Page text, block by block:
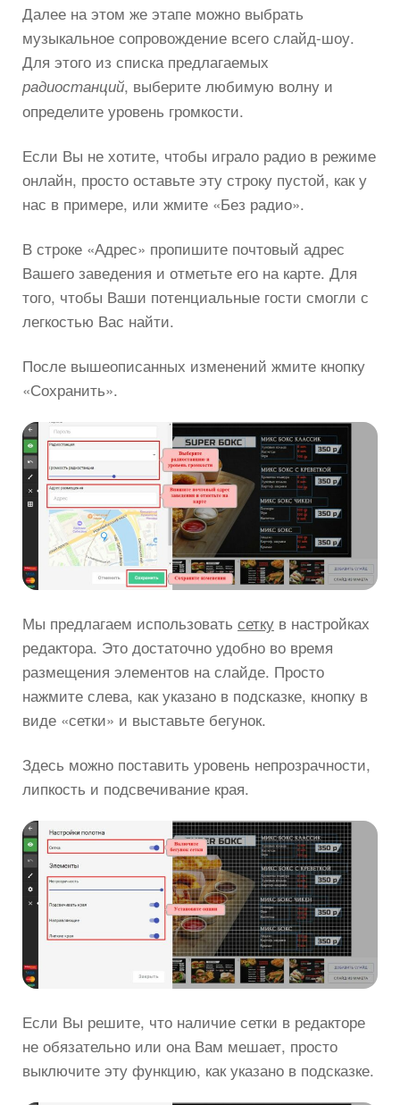
Далее на этом же этапе можно выбрать
музыкальное сопровождение всего слайд-шоу.
Для этого из списка предлагаемых
радиостанций, выберите любимую волну и
определите уровень громкости.
Если Вы не хотите, чтобы играло радио в режиме
онлайн, просто оставьте эту строку пустой, как у
нас в примере, или жмите «Без радио».
В строке «Адрес» пропишите почтовый адрес
Вашего заведения и отметьте его на карте. Для
того, чтобы Ваши потенциальные гости смогли с
легкостью Вас найти.
После вышеописанных изменений жмите кнопку
«Сохранить».
Мы предлагаем использовать сетку в настройках
редактора. Это достаточно удобно во время
размещения элементов на слайде. Просто
нажмите слева, как указано в подсказке, кнопку в
виде «сетки» и выставьте бегунок.
Здесь можно поставить уровень непрозрачности,
липкость и подсвечивание края.
Если Вы решите, что наличие сетки в редакторе
не обязательно или она Вам мешает, просто
выключите эту функцию, как указано в подсказке.